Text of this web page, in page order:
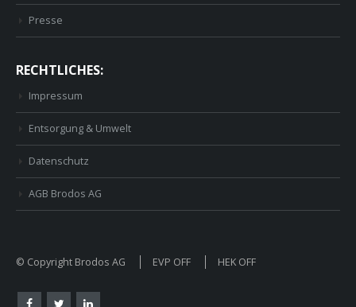
Presse
RECHTLICHES:
Impressum
Entsorgung & Umwelt
Datenschutz
AGB Brodos AG
© Copyright Brodos AG EVP OFF HEK OFF